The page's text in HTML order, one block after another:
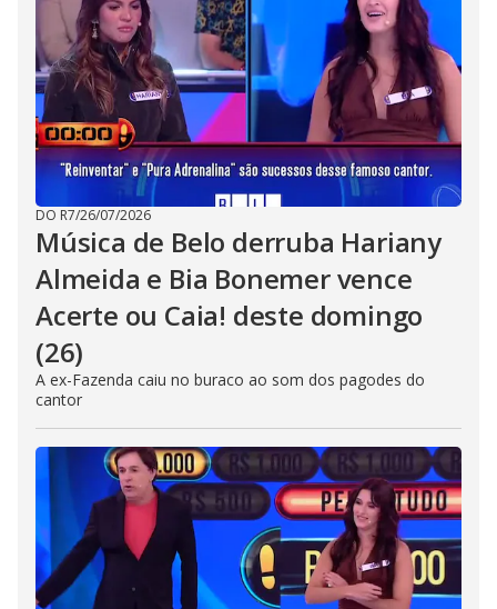
DO R7/26/07/2026
Música de Belo derruba Hariany
Almeida e Bia Bonemer vence
Acerte ou Caia! deste domingo
(26)
A ex-Fazenda caiu no buraco ao som dos pagodes do
cantor